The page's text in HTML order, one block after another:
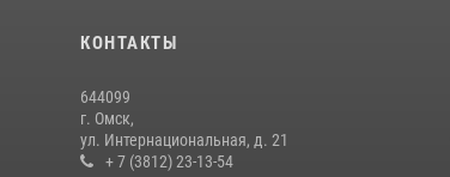
КОНТАКТЫ
644099
г. Омск,
ул. Интернациональная, д. 21
+ 7 (3812) 23-13-54